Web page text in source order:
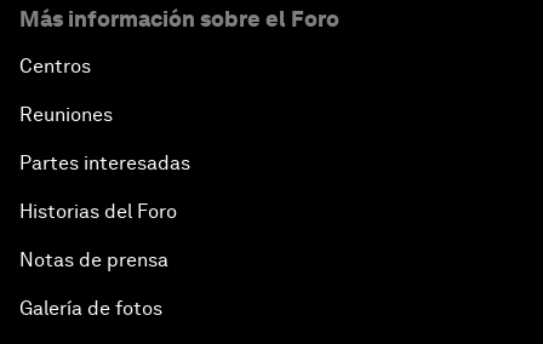
Más información sobre el Foro
Centros
Reuniones
Partes interesadas
Historias del Foro
Notas de prensa
Galería de fotos